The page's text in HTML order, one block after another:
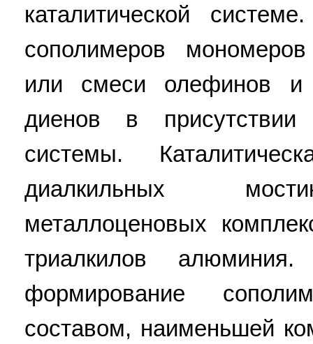
каталитической
сополимеров
или смеси олефинов и
диенов в присутствии
системы.
диалкильных
металлоценовых
триалкилов
формирование
составом, наименьшей